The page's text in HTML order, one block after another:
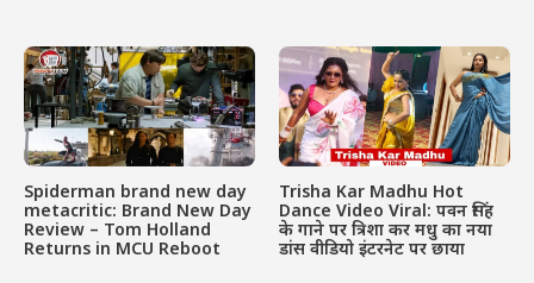
Spiderman brand new day
metacritic: Brand New Day
Review – Tom Holland
Returns in MCU Reboot
Trisha Kar Madhu Hot
Dance Video Viral: पवन सिंह
के गाने पर त्रिशा कर मधु का नया
डांस वीडियो इंटरनेट पर छाया